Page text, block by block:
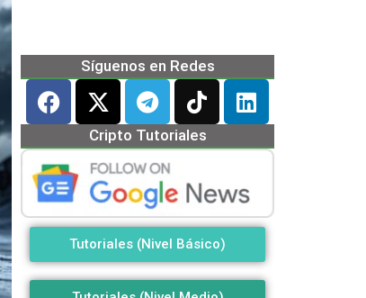
Síguenos en Redes
Cripto Tutoriales
Tutoriales (Nivel Básico)